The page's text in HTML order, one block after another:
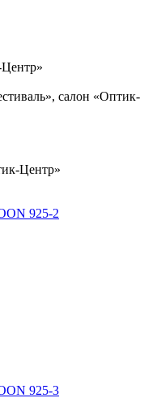
салон «Оптик-
Центр»